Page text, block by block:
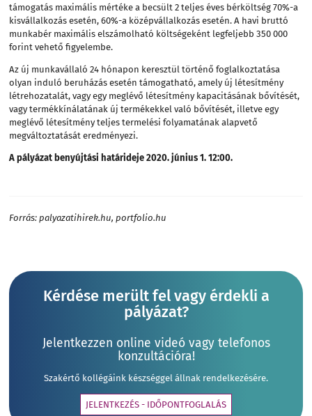
támogatás maximális mértéke a becsült 2 teljes éves bérköltség 70%-a
kisvállalkozás esetén, 60%-a középvállalkozás esetén. A havi bruttó
munkabér maximális elszámolható költségeként legfeljebb 350 000
forint vehető figyelembe.
Az új munkavállaló 24 hónapon keresztül történő foglalkoztatása
olyan induló beruházás esetén támogatható, amely új létesítmény
létrehozatalát, vagy egy meglévő létesítmény kapacitásának bővítését,
vagy termékkínálatának új termékekkel való bővítését, illetve egy
meglévő létesítmény teljes termelési folyamatának alapvető
megváltoztatását eredményezi.
A pályázat benyújtási határideje 2020. június 1. 12:00.
Forrás: palyazatihirek.hu, portfolio.hu
Kérdése merült fel vagy érdekli a
pályázat?
Jelentkezzen online videó vagy telefonos
konzultációra!
Szakértő kollégáink készséggel állnak rendelkezésére.
JELENTKEZÉS - IDŐPONTFOGLALÁS